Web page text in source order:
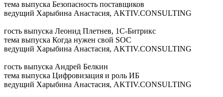
тема выпуска Безопасность поставщиков
ведущий Харыбина Анастасия, AKTIV.CONSULTING
гость выпуска Леонид Плетнев, 1С-Битрикс
тема выпуска Когда нужен свой SOC
ведущий Харыбина Анастасия, AKTIV.CONSULTING
гость выпуска Андрей Белкин
тема выпуска Цифровизация и роль ИБ
ведущий Харыбина Анастасия, AKTIV.CONSULTING